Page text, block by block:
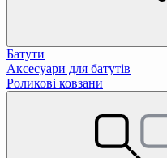
Батути
Аксесуари для батутів
Роликові ковзани